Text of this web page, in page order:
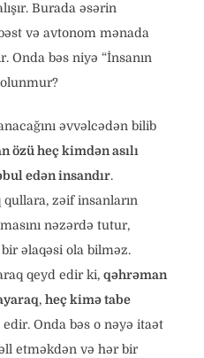
Burada əsərin
və avtonom mənada
Onda bəs niyə “İnsanın
əvvəlcədən bilib
özü heç kimdən asılı
edən insandır.
zəif insanların
nəzərdə tutur,
əlaqəsi ola bilməz.
qeyd edir ki, qəhrəman
, heç kimə tabe
edir. Onda bəs o nəyə itaət
etməkdən və hər bir